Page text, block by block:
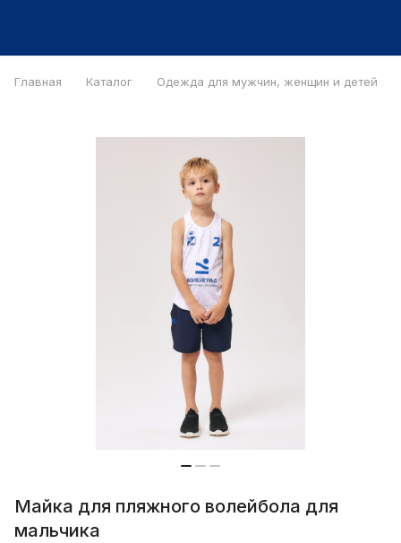
Главная Каталог Одежда для мужчин, женщин и детей
Майка для пляжного волейбола для
мальчика